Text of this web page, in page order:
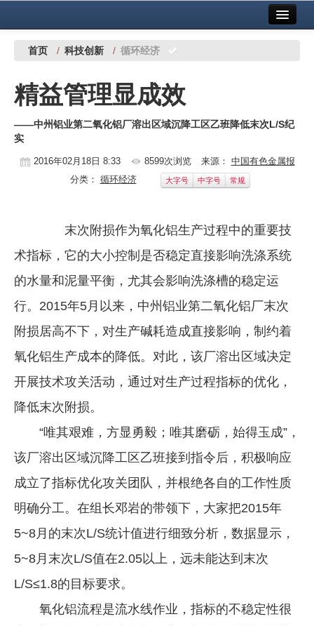
中国有色金属报社主办 广告服务
铜镍铅锌
铝
稀有稀土
地矿 建设
党建工作
企业文化
《资源再生》杂志
首页 / 科技创新 / 循环经济
精益管理显成效
——中州铝业第二氧化铝厂溶出区域沉降工区乙班降低末次L/S纪
实
2016年02月18日 8:33 8599次浏览 来源： 中国有色金属报
分类： 循环经济 大字号 中字号 常规
末次附损作为氧化铝生产过程中的重要技
术指标，它的大小控制是否稳定直接影响洗涤系统
的水量和泥量平衡，尤其会影响洗涤槽的稳定运
行。2015年5月以来，中州铝业第二氧化铝厂末次
附损居高不下，对生产碱耗造成直接影响，制约着
氧化铝生产成本的降低。对此，该厂溶出区域决定
开展技术攻关活动，通过对生产过程指标的优化，
降低末次附损。
“唯其艰难，方显勇毅；唯其磨砺，始得玉成”，
该厂溶出区域沉降工区乙班接到指令后，积极响应
成立了指标优化攻关团队，并根绝各自的工作性质
明确分工。在组长邓岩的带领下，大家把2015年
5~8月的末次L/S统计值进行细致分析，数据显示，
5~8月末次L/S值在2.05以上，远未能达到末次
L/S≤1.8的目标要求。
氧化铝流程是流水线作业，指标的不稳定性很